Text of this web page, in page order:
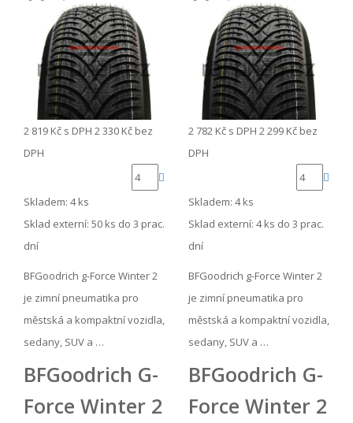
2 819 Kč s DPH 2 330 Kč bez
DPH
Skladem: 4 ks
Sklad externí: 50 ks do 3 prac.
dní
BFGoodrich g-Force Winter 2
je zimní pneumatika pro
městská a kompaktní vozidla,
sedany, SUV a …
2 782 Kč s DPH 2 299 Kč bez
DPH
Skladem: 4 ks
Sklad externí: 4 ks do 3 prac.
dní
BFGoodrich g-Force Winter 2
je zimní pneumatika pro
městská a kompaktní vozidla,
sedany, SUV a …
BFGoodrich G-
Force Winter 2
BFGoodrich G-
Force Winter 2